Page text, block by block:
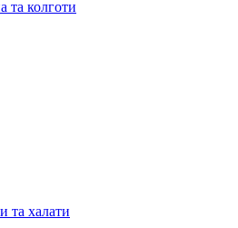
та колготи
та халати